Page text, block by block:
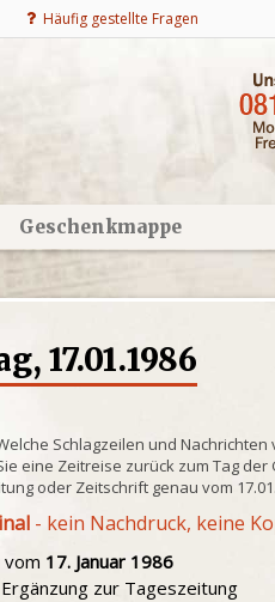
Häufig gestellte Fragen
Geschenkmappe
17.01.1986
Schlagzeilen und Nachrichten
eine Zeitreise zurück zum Tag
oder Zeitschrift genau vom
- kein Nachdruck, keine
17. Januar 1986
zur Tageszeitung